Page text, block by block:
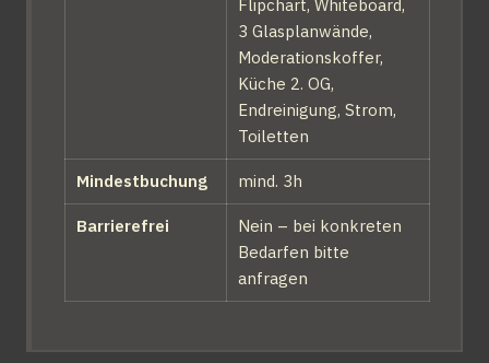
Flipchart, Whiteboard,
3 Glasplanwände,
Moderationskoffer,
Küche 2. OG,
Endreinigung, Strom,
Toiletten
Mindestbuchung mind. 3h
Barrierefrei
Nein – bei konkreten
Bedarfen bitte
anfragen